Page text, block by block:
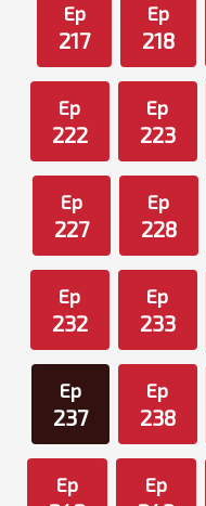
Ep
217
Ep
218
Ep
222
Ep
223
Ep
227
Ep
228
Ep
232
Ep
233
Ep
237
Ep
238
Ep Ep